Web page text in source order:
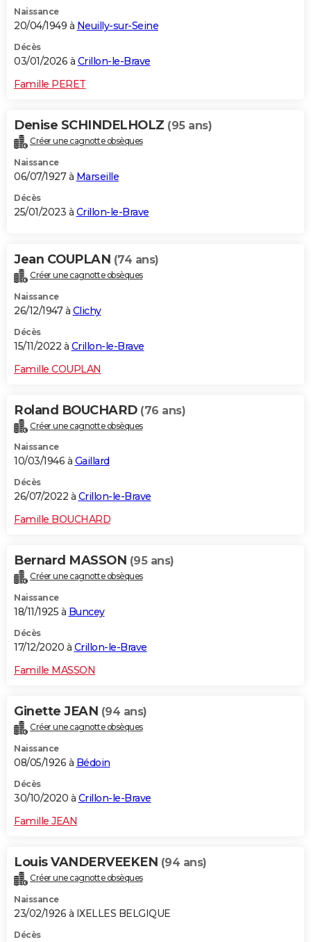
COPAINS D'AVANT
S'inscrire
Se connecter
Lycées
Collèges
Primaires
Universités
Entreprises
Service militaire
Avis de recherche
AVIS DE DÉCÈS
Naissance
20/04/1949 à Neuilly-sur-Seine
Décès
03/01/2026 à Crillon-le-Brave
Famille PERET
Denise SCHINDELHOLZ (95 ans)
Créer une cagnotte obsèques
Naissance
06/07/1927 à Marseille
Décès
25/01/2023 à Crillon-le-Brave
Jean COUPLAN (74 ans)
Créer une cagnotte obsèques
Naissance
26/12/1947 à Clichy
Décès
15/11/2022 à Crillon-le-Brave
Famille COUPLAN
Roland BOUCHARD (76 ans)
Créer une cagnotte obsèques
Naissance
10/03/1946 à Gaillard
Décès
26/07/2022 à Crillon-le-Brave
Famille BOUCHARD
Bernard MASSON (95 ans)
Créer une cagnotte obsèques
Naissance
18/11/1925 à Buncey
Décès
17/12/2020 à Crillon-le-Brave
Famille MASSON
Ginette JEAN (94 ans)
Créer une cagnotte obsèques
Naissance
08/05/1926 à Bédoin
Décès
30/10/2020 à Crillon-le-Brave
Famille JEAN
Louis VANDERVEEKEN (94 ans)
Créer une cagnotte obsèques
Naissance
23/02/1926 à IXELLES BELGIQUE
Décès